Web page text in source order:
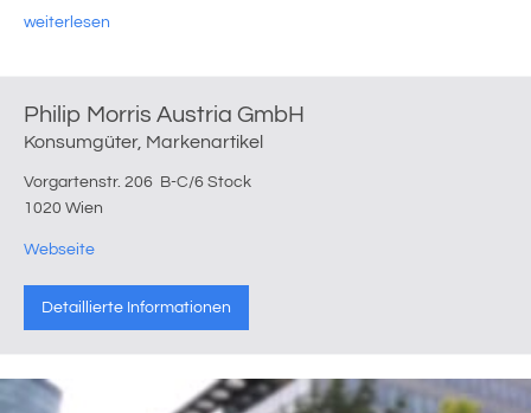
weiterlesen
Philip Morris Austria GmbH
Konsumgüter, Markenartikel
Vorgartenstr. 206 B-C/6 Stock
1020 Wien
Webseite
Detaillierte Informationen